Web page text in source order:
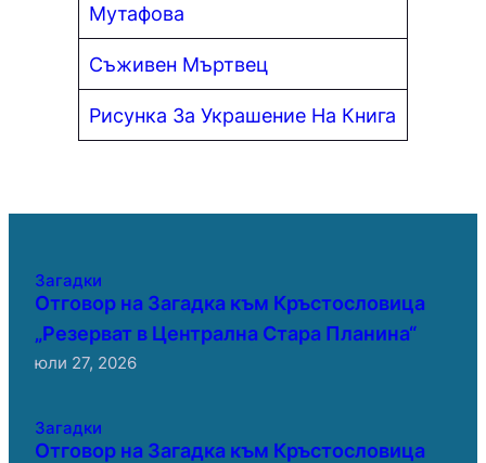
Мутафова
Съживен Мъртвец
Рисунка За Украшение На Книга
Загадки
Отговор на Загадка към Кръстословица
„Резерват в Централна Стара Планина“
юли 27, 2026
Загадки
Отговор на Загадка към Кръстословица